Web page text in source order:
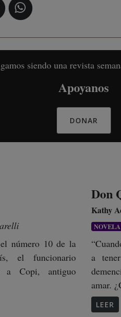
siendo una revista
Apoyanos
DONAR
número 10 de la
el funcionario
a Copi, antiguo
Don
Kathy
NOVELA
a
amar.
LEER